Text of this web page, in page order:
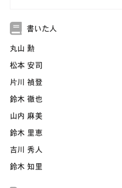
書いた人
丸山 勲
松本 安司
片川 禎登
鈴木 徹也
山内 麻美
鈴木 里恵
吉川 秀人
鈴木 知里